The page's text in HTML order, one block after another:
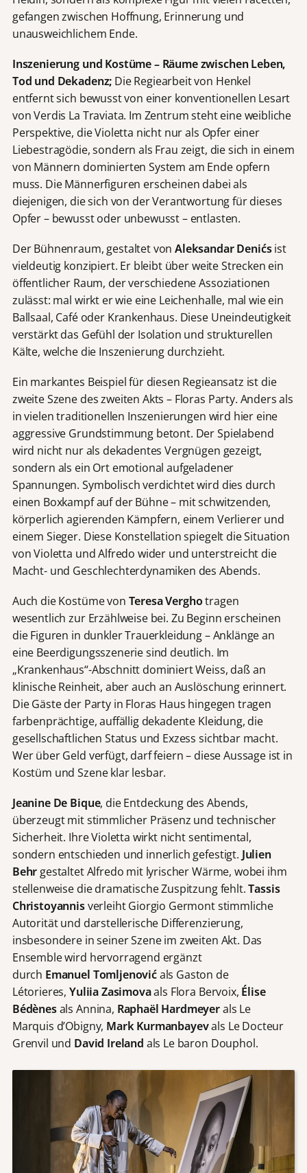
gefangen zwischen Hoffnung, Erinnerung und
unausweichlichem Ende.
Inszenierung und Kostüme – Räume zwischen Leben,
Tod und Dekadenz; Die Regiearbeit von Henkel
entfernt sich bewusst von einer konventionellen Lesart
von Verdis La Traviata. Im Zentrum steht eine weibliche
Perspektive, die Violetta nicht nur als Opfer einer
Liebestragödie, sondern als Frau zeigt, die sich in einem
von Männern dominierten System am Ende opfern
muss. Die Männerfiguren erscheinen dabei als
diejenigen, die sich von der Verantwortung für dieses
Opfer – bewusst oder unbewusst – entlasten.
Der Bühnenraum, gestaltet vonAleksandar Denićsist
vieldeutig konzipiert. Er bleibt über weite Strecken ein
öffentlicher Raum, der verschiedene Assoziationen
zulässt: mal wirkt er wie eine Leichenhalle, mal wie ein
Ballsaal, Café oder Krankenhaus. Diese Uneindeutigkeit
verstärkt das Gefühl der Isolation und strukturellen
Kälte, welche die Inszenierung durchzieht.
Ein markantes Beispiel für diesen Regieansatz ist die
zweite Szene des zweiten Akts – Floras Party. Anders als
in vielen traditionellen Inszenierungen wird hier eine
aggressive Grundstimmung betont. Der Spielabend
wird nicht nur als dekadentes Vergnügen gezeigt,
sondern als ein Ort emotional aufgeladener
Spannungen. Symbolisch verdichtet wird dies durch
einen Boxkampf auf der Bühne – mit schwitzenden,
körperlich agierenden Kämpfern, einem Verlierer und
einem Sieger. Diese Konstellation spiegelt die Situation
von Violetta und Alfredo wider und unterstreicht die
Macht- und Geschlechterdynamiken des Abends.
Auch die Kostüme von Teresa Verghotragen
wesentlich zur Erzählweise bei. Zu Beginn erscheinen
die Figuren in dunkler Trauerkleidung – Anklänge an
eine Beerdigungsszenerie sind deutlich. Im
„Krankenhaus“-Abschnitt dominiert Weiss, daß an
klinische Reinheit, aber auch an Auslöschung erinnert.
Die Gäste der Party in Floras Haus hingegen tragen
farbenprächtige, auffällig dekadente Kleidung, die
gesellschaftlichen Status und Exzess sichtbar macht.
Wer über Geld verfügt, darf feiern – diese Aussage ist in
Kostüm und Szene klar lesbar.
Jeanine De Bique, die Entdeckung des Abends,
überzeugt mit stimmlicher Präsenz und technischer
Sicherheit. Ihre Violetta wirkt nicht sentimental,
sondern entschieden und innerlich gefestigt. Julien
Behrgestaltet Alfredo mit lyrischer Wärme, wobei ihm
stellenweise die dramatische Zuspitzung fehlt.Tassis
Christoyannisverleiht Giorgio Germont stimmliche
Autorität und darstellerische Differenzierung,
insbesondere in seiner Szene im zweiten Akt. Das
Ensemble wird hervorragend ergänzt
durch Emanuel Tomljenovićals Gaston de
Létorieres, Yuliia Zasimovaals Flora Bervoix, Élise
Bédènesals Annina, Raphaël Hardmeyerals Le
Marquis d’Obigny, Mark Kurmanbayevals Le Docteur
Grenvil und David Ireland als Le baron Douphol.